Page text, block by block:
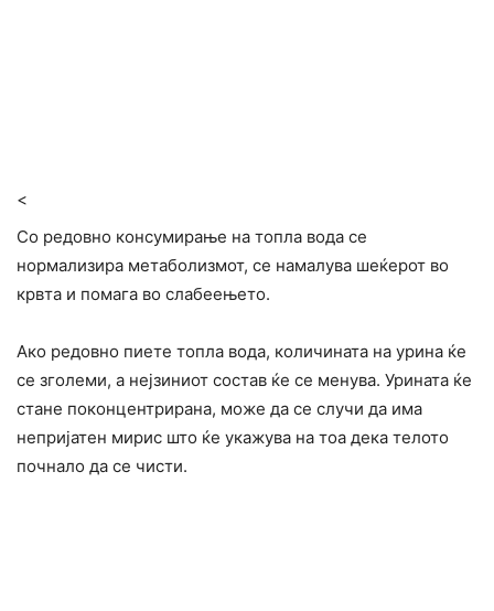
<
Со редовно консумирање на топла вода се
нормализира метаболизмот, се намалува шеќерот во
крвта и помага во слабеењето.
Ако редовно пиете топла вода, количината на урина ќе
се зголеми, а нејзиниот состав ќе се менува. Урината ќе
стане поконцентрирана, може да се случи да има
непријатен мирис што ќе укажува на тоа дека телото
почнало да се чисти.